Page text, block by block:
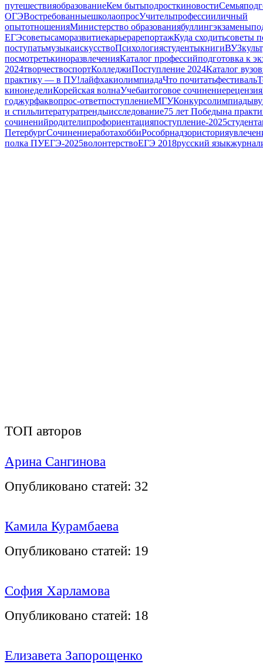
путешествияобразованиеКем бытьподросткиновостиСемья
ОГЭВостребованныешколаопросУчительпрофессииличный
опытотношенияМинистерство образованиябуллингэкзамены
ЕГЭсоветысаморазвитиекарьерарепортажКуда сходитьсоветы
поступатьмузыкаискусствоПсихологиястудентыкнигиВУЗ
посмотретькиноразвлеченияКаталог профессийподготовка к
2024творчествоспортКолледжиПоступление 2024Каталог вузов
практику — в ПУ!лайфхакиолимпиадаЧто почитатьфестиваль
кинонеделиКорейская волнаУчебаитоговое сочинениерецензия
годжурфаквопрос-ответпоступлениеМГУКонкурсолимпиады
и стильлитературатрендыисследование75 лет Победына
сочиненийродителипрофориентацияпоступление-2025
ПетербургСочинениеработахоббиРособрнадзористория
полка ПУЕГЭ-2025волонтерствоЕГЭ 2018русский язык
ТОП авторов
Арина Сангинова
Опубликовано статей: 32
Камила Курамбаева
Опубликовано статей: 19
София Харламова
Опубликовано статей: 18
Елизавета Запорощенко